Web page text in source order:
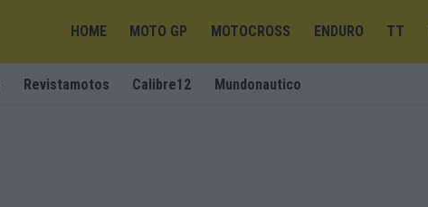
HOME MOTO GP MOTOCROSS ENDURO TT
Revistamotos Calibre12 Mundonautico